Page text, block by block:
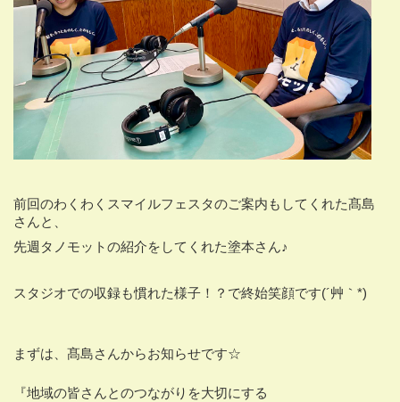
前回のわくわくスマイルフェスタのご案内もしてくれた髙島
さんと、
先週タノモットの紹介をしてくれた塗本さん♪
スタジオでの収録も慣れた様子！？で終始笑顔です(´艸｀*)
まずは、髙島さんからお知らせです☆
『地域の皆さんとのつながりを大切にする